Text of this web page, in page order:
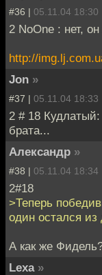
#36 | 05.11.04 18:30
2 NoOne : нет,
http://
Jon »
#37 | 05.11.04 18:33
2 # 18
брата...
Александр »
#38 | 05.11.04 18:34
2#18
>Теперь
один остался
А как же
Lexa »